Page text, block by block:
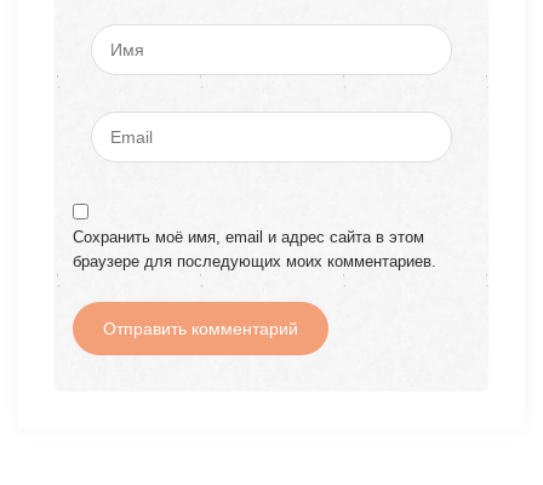
Сохранить моё имя, email и адрес сайта в этом
браузере для последующих моих комментариев.